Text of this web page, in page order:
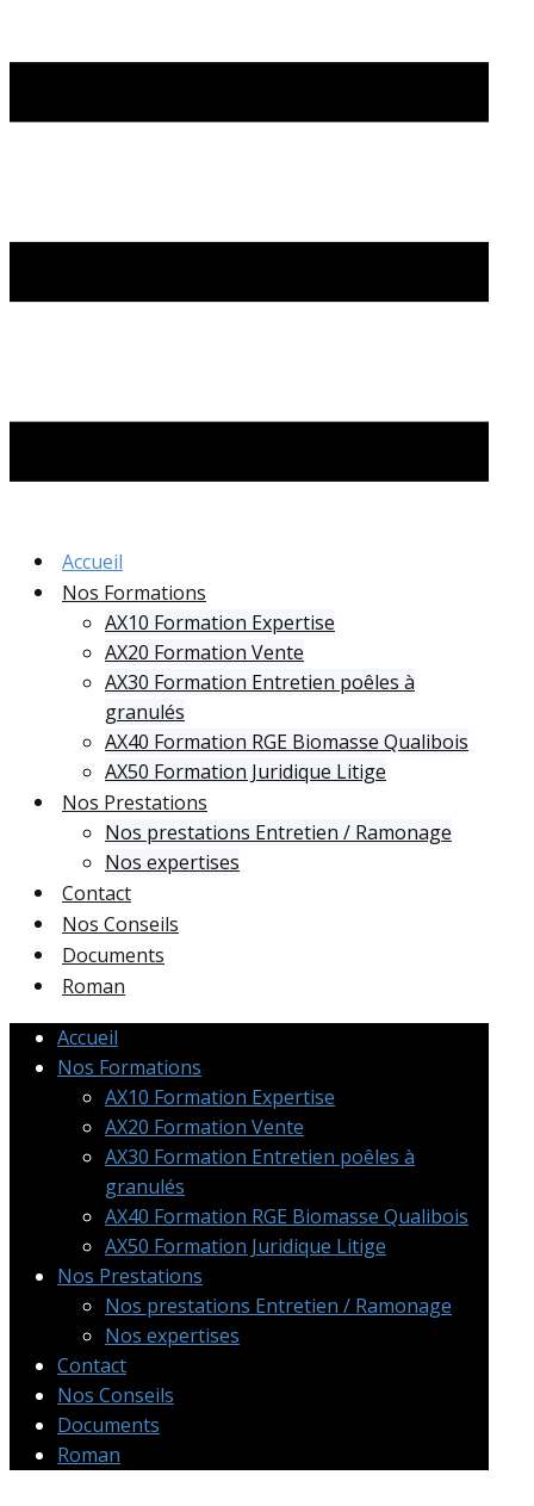
Accueil
Nos Formations
AX10 Formation Expertise
AX20 Formation Vente
AX30 Formation Entretien poêles à
granulés
AX40 Formation RGE Biomasse Qualibois
AX50 Formation Juridique Litige
Nos Prestations
Nos prestations Entretien / Ramonage
Nos expertises
Contact
Nos Conseils
Documents
Roman
Accueil
Nos Formations
AX10 Formation Expertise
AX20 Formation Vente
AX30 Formation Entretien poêles à
granulés
AX40 Formation RGE Biomasse Qualibois
AX50 Formation Juridique Litige
Nos Prestations
Nos prestations Entretien / Ramonage
Nos expertises
Contact
Nos Conseils
Documents
Roman